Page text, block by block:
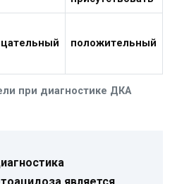
при диагностике ДКА
положительный